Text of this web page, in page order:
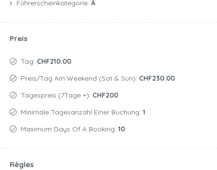
Führerscheinkategorie: A
Preis
Tag: CHF210.00
Preis/Tag Am Weekend (Sat & Sun): CHF230.00
Tagespreis (7Tage +): CHF200
Minimale Tagesanzahl Einer Buchung: 1
Maximum Days Of A Booking: 10
Règles